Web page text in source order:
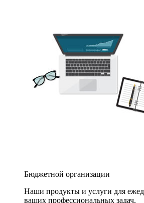
Бюджетной организации
Наши продукты и услуги для
ваших профессиональных задач.